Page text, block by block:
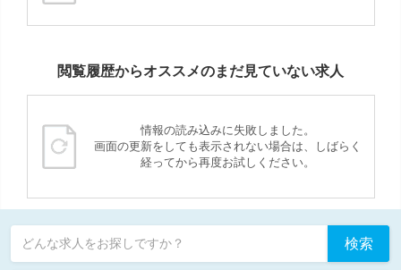
閲覧履歴からオススメのまだ見ていない求人
情報の読み込みに失敗しました。
画面の更新をしても表示されない場合は、しばらく
経ってから再度お試しください。
どんな求人をお探しですか？ 検索